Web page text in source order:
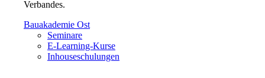
Verbandes.
Bauakademie Ost
Seminare
E-Learning-Kurse
Inhouseschulungen